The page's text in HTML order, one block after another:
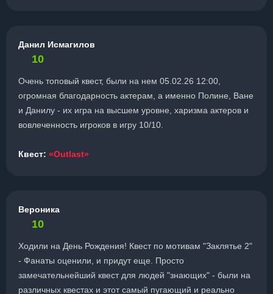
Данил Исмагилов
10
Очень топовый квест, были на нем 05.02.26 12:00,
огромная благодарность актерам, а именно Полине, Ване
и Данилу - их игра на высшем уровне, харизма актеров и
вовлеченность игроков в игру 10/10.
Квест: «Outlast»
Вероника
10
Ходили на День Рождения! Квест по мотивам "Заклятье 2"
- Фанаты оценили, и придут еще. Просто
замечательнейший квест для людей "знающих" - были на
различных квестах и этот самый пугающий и реально